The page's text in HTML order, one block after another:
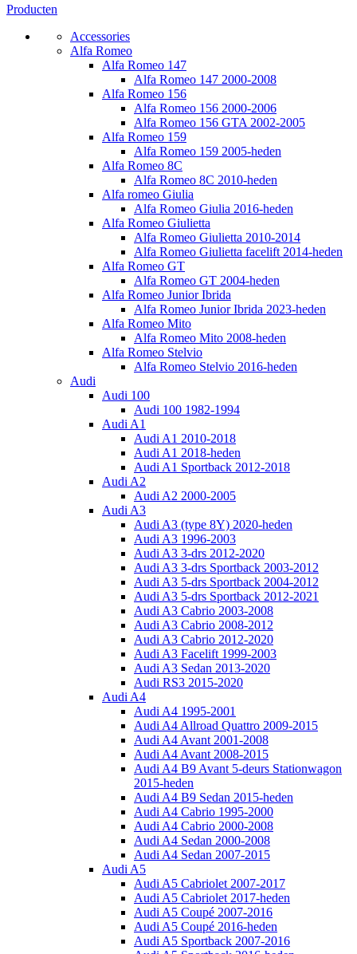
Producten
Accessories
Alfa Romeo
Alfa Romeo 147
Alfa Romeo 147 2000-2008
Alfa Romeo 156
Alfa Romeo 156 2000-2006
Alfa Romeo 156 GTA 2002-2005
Alfa Romeo 159
Alfa Romeo 159 2005-heden
Alfa Romeo 8C
Alfa Romeo 8C 2010-heden
Alfa romeo Giulia
Alfa Romeo Giulia 2016-heden
Alfa Romeo Giulietta
Alfa Romeo Giulietta 2010-2014
Alfa Romeo Giulietta facelift 2014-heden
Alfa Romeo GT
Alfa Romeo GT 2004-heden
Alfa Romeo Junior Ibrida
Alfa Romeo Junior Ibrida 2023-heden
Alfa Romeo Mito
Alfa Romeo Mito 2008-heden
Alfa Romeo Stelvio
Alfa Romeo Stelvio 2016-heden
Audi
Audi 100
Audi 100 1982-1994
Audi A1
Audi A1 2010-2018
Audi A1 2018-heden
Audi A1 Sportback 2012-2018
Audi A2
Audi A2 2000-2005
Audi A3
Audi A3 (type 8Y) 2020-heden
Audi A3 1996-2003
Audi A3 3-drs 2012-2020
Audi A3 3-drs Sportback 2003-2012
Audi A3 5-drs Sportback 2004-2012
Audi A3 5-drs Sportback 2012-2021
Audi A3 Cabrio 2003-2008
Audi A3 Cabrio 2008-2012
Audi A3 Cabrio 2012-2020
Audi A3 Facelift 1999-2003
Audi A3 Sedan 2013-2020
Audi RS3 2015-2020
Audi A4
Audi A4 1995-2001
Audi A4 Allroad Quattro 2009-2015
Audi A4 Avant 2001-2008
Audi A4 Avant 2008-2015
Audi A4 B9 Avant 5-deurs Stationwagon
2015-heden
Audi A4 B9 Sedan 2015-heden
Audi A4 Cabrio 1995-2000
Audi A4 Cabrio 2000-2008
Audi A4 Sedan 2000-2008
Audi A4 Sedan 2007-2015
Audi A5
Audi A5 Cabriolet 2007-2017
Audi A5 Cabriolet 2017-heden
Audi A5 Coupé 2007-2016
Audi A5 Coupé 2016-heden
Audi A5 Sportback 2007-2016